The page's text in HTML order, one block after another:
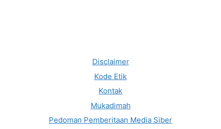
Disclaimer
Kode Etik
Kontak
Mukadimah
Pedoman Pemberitaan Media Siber